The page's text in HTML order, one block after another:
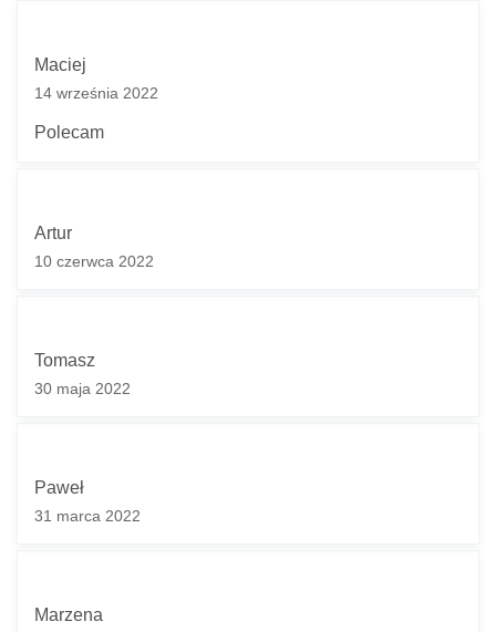
Maciej
14 września 2022
Polecam
Artur
10 czerwca 2022
Tomasz
30 maja 2022
Paweł
31 marca 2022
Marzena